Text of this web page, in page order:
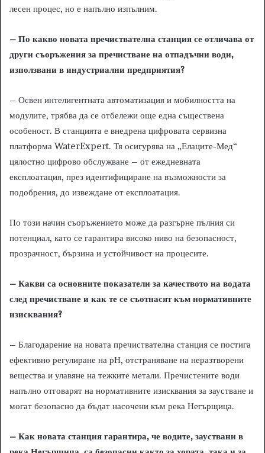
лесен процес, но е напълно изпълним.
– По какво новата пречиствателна станция се отличава от
други съоръжения за пречистване на отпадъчни води,
използвани в индустриални предприятия?
– Освен интелигентната автоматизация и мобилността на
модулите, трябва да се отбележи още една съществена
особеност. В станцията е внедрена цифровата сервизна
платформа WaterExpert. Тя осигурява на „Елаците-Мед“
цялостно цифрово обслужване – от ежедневната
експлоатация, през идентифициране на възможности за
подобрения, до извеждане от експлоатация.
По този начин съоръжението може да разгърне пълния си
потенциал, като се гарантира високо ниво на безопасност,
прозрачност, бързина и устойчивост на процесите.
– Какви са основните показатели за качеството на водата
след пречистване и как те се съотнасят към нормативните
изисквания?
– Благодарение на новата пречиствателна станция се постига
ефективно регулиране на рН, отстраняване на неразтворени
вещества и улавяне на тежките метали. Пречистените води
напълно отговарят на нормативните изисквания за заустване и
могат безопасно да бъдат насочени към река Негърщица.
– Как новата станция гарантира, че водите, зауствани в